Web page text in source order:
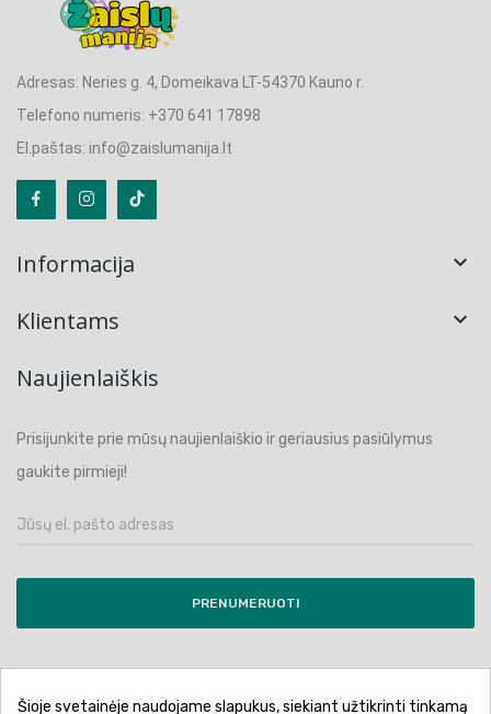
Adresas: Neries g. 4, Domeikava LT-54370 Kauno r.
Telefono numeris: +370 641 17898
El.paštas: info@zaislumanija.lt
Informacija 
Klientams 
Naujienlaiškis
Prisijunkite prie mūsų naujienlaiškio ir geriausius pasiūlymus
gaukite pirmieji!
PRENUMERUOTI
Šioje svetainėje naudojame slapukus, siekiant užtikrinti tinkamą